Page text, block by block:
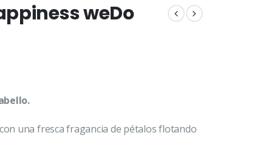
weDo
una fresca fragancia de pétalos flotando